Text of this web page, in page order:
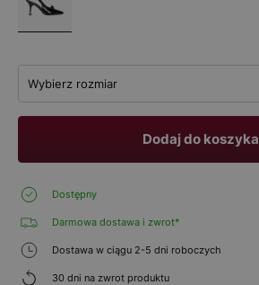
Wybierz rozmiar
Dodaj do koszyka
Dostępny
Darmowa dostawa i zwrot*
Dostawa w ciągu 2-5 dni roboczych
30 dni na zwrot produktu